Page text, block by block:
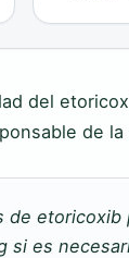
del
de
de
si es